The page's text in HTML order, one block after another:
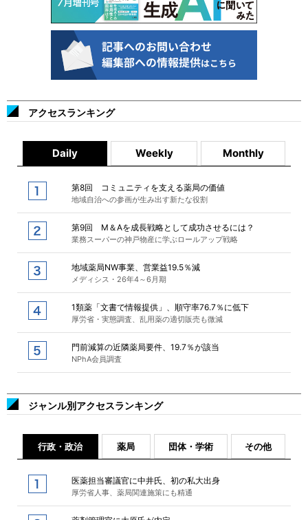
アクセスランキング
Daily Weekly Monthly
第8回 コミュニティを支える薬局の価値
地域自治への参画が生み出す新たな役割
第9回 M＆Aを成長戦略として成功させるには？
業務スーパーの神戸物産に学ぶロールアップ戦略
地域薬局NW事業、営業益19.5％減
メディシス・26年4～6月期
1類薬「文書で情報提供」、順守率76.7％に低下
厚労省・実態調査、乱用薬の適切販売も微減
門前減算の近隣薬局要件、19.7％が該当
NPhA会員調査
ジャンル別アクセスランキング
行政・政治 薬局 団体・学術 その他
医薬担当審議官に中井氏、初の私大出身
厚労省人事、薬局関連施策にも精通